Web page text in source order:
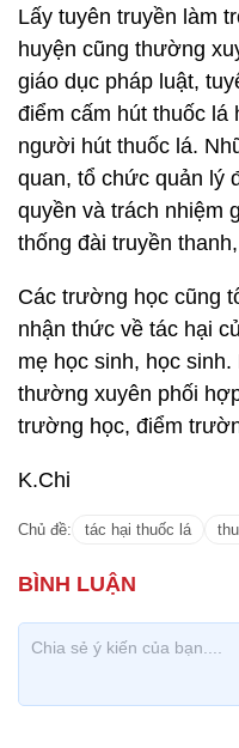
Lấy tuyên truyền làm
huyện cũng thường
giáo dục pháp luật,
điểm cấm hút thuốc lá
người hút thuốc lá.
quan, tổ chức quản lý
quyền và trách nhiệm
thống đài truyền
Các trường học cũng
nhận thức về tác hại
mẹ học sinh, học
thường xuyên phối
trường học, điểm
K.Chi
Chủ đề: tác hại thuốc lá